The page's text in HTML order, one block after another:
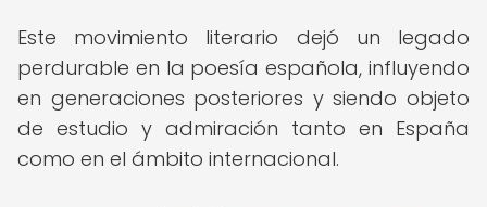
Este movimiento literario dejó un legado
perdurable en la poesía española, influyendo
en generaciones posteriores y siendo objeto
de estudio y admiración tanto en España
como en el ámbito internacional.